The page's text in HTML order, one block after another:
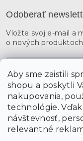
Aby sme zaistili
shopu a poskytli
nakupovania,
technológie.
návštevnosť,
relevantné
Odoberať
Vložte svoj e-mail a
o nových
Vložením údajov
osobných údajov
PRIHLÁSIŤ SA